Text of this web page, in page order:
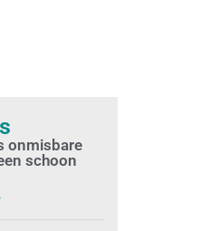
onmisbare
schoon